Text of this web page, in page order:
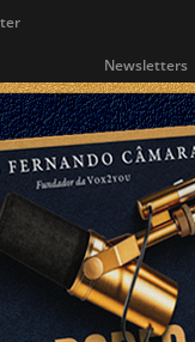
Newsletters